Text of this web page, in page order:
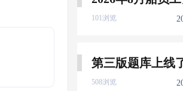
101浏览
508浏览